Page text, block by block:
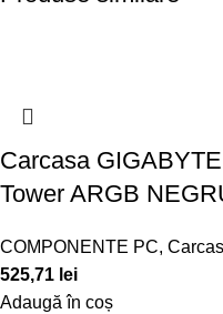
Carcasa
Tower ARGB
COMPONENTE PC,
525,71 lei
Adaugă în coș